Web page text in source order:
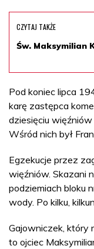
CZYTAJ TAKŻE
Św. Maksymilian
Pod koniec lipca
karę zastępca
dziesięciu więźniów
Wśród nich był
Egzekucje przez
więźniów. Skazani
podziemiach bloku
wody. Po kilku,
Gajowniczek, który
to ojciec